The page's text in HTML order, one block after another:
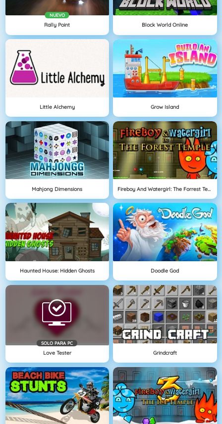
NUEVO
Rally Point Block World Online
Little Alchemy Grow Island
Mahjong Dimensions Fireboy And Watergirl: The Forrest Temple
Haunted House: Hidden Ghosts Doodle God
SOLO PARA PC
Love Tester Grindcraft